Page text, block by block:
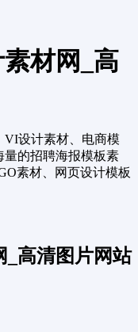
材网_高
VI设计素材、电商模
量的招聘海报模板素
素材、网页设计模板
_高清图片网站